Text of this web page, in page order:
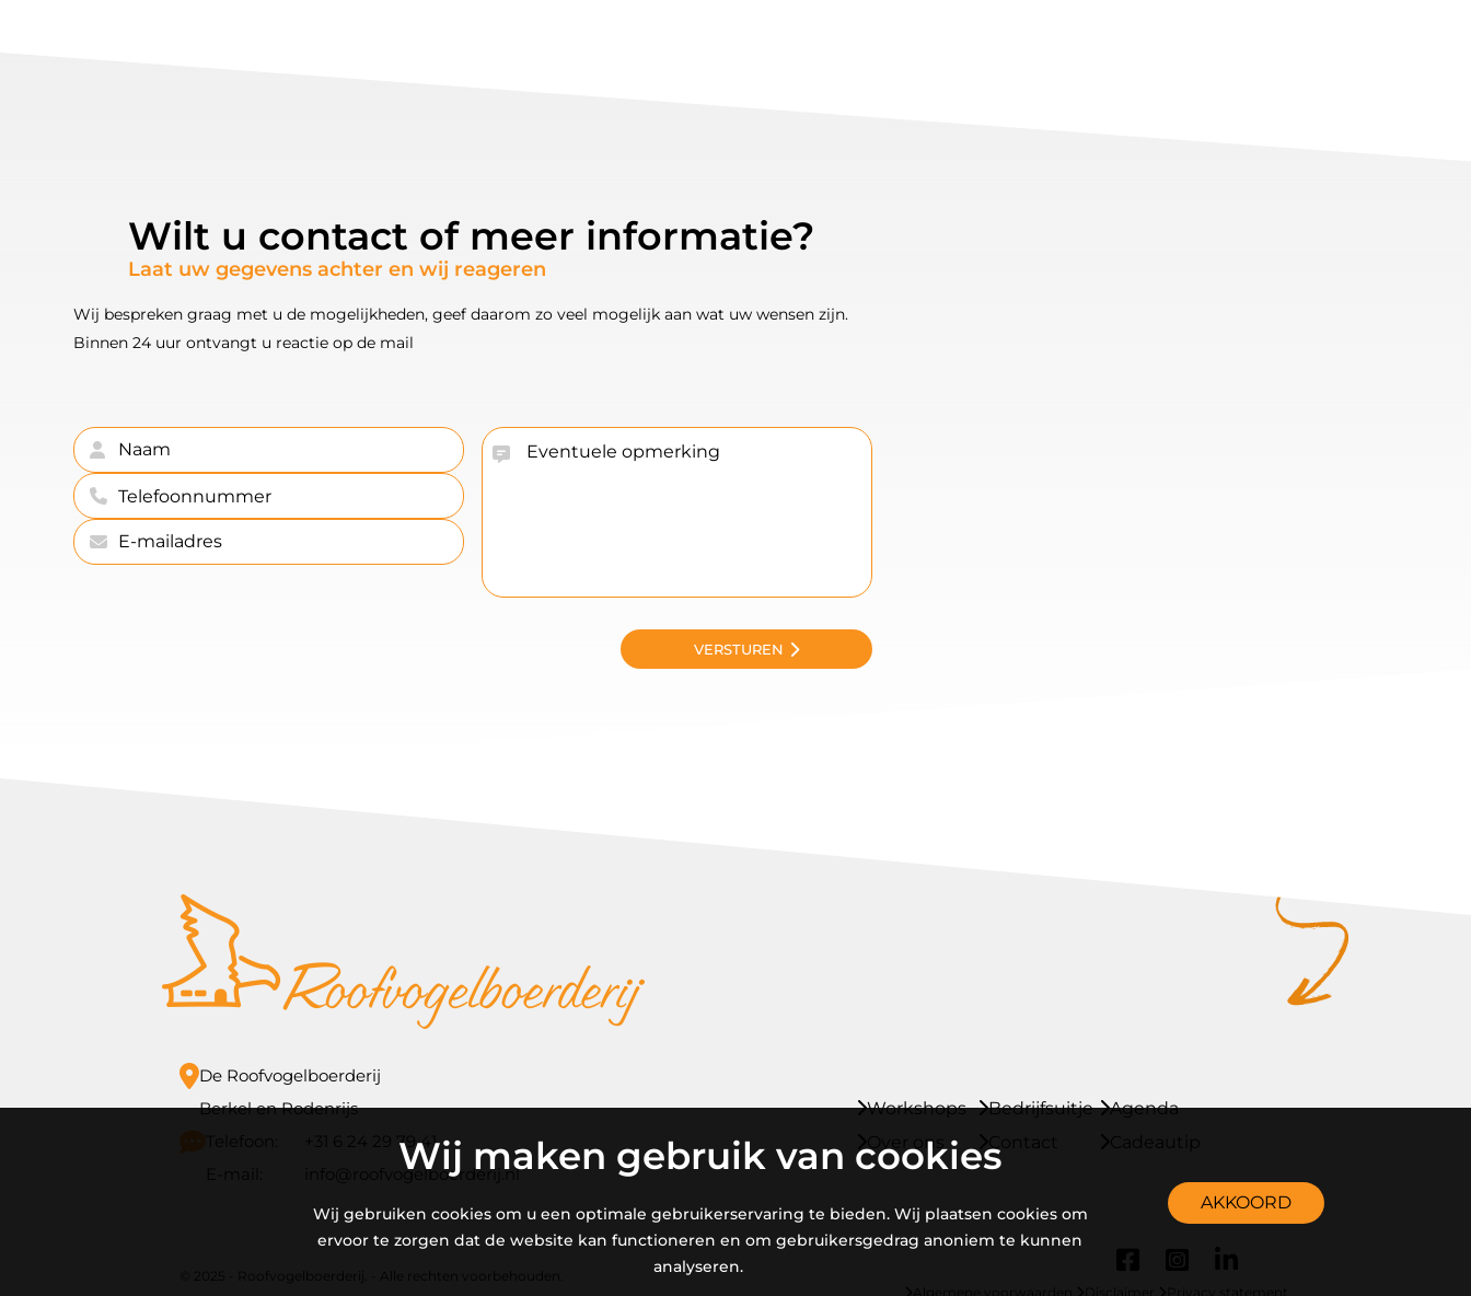
Wilt u contact of meer informatie?
Laat uw gegevens achter en wij reageren
Wij bespreken graag met u de mogelijkheden, geef daarom zo veel mogelijk aan wat uw wensen zijn.
Binnen 24 uur ontvangt u reactie op de mail
VERSTUREN
Wij maken gebruik van cookies
Wij gebruiken cookies om u een optimale gebruikerservaring te bieden. Wij plaatsen cookies om
ervoor te zorgen dat de website kan functioneren en om gebruikersgedrag anoniem te kunnen
analyseren.
AKKOORD
De Roofvogelboerderij
Berkel en Rodenrijs
+31 6 24 29 79 41
info@roofvogelboerderij.nl
Workshops Bedrijfsuitje
Agenda
Over ons